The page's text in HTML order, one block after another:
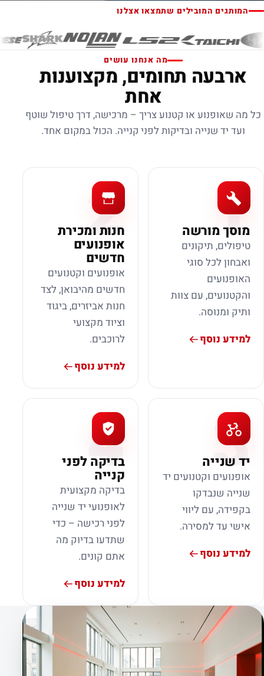
המותגים המובילים שתמצאו אצלנו
מה אנחנו עושים
ארבעה תחומים, מקצוענות
אחת
כל מה שאופנוע או קטנוע צריך – מרכישה, דרך טיפול שוטף
ועד יד שנייה ובדיקות לפני קנייה. הכול במקום אחד.
1
מוסך מורשה
טיפולים, תיקונים
ואבחון לכל סוגי
האופנועים
והקטנועים, עם צוות
ותיק ומנוסה.
למידע נוסף
2
חנות ומכירת
אופנועים
חדשים
אופנועים וקטנועים
חדשים מהיבואן, לצד
חנות אביזרים, ביגוד
וציוד מקצועי
לרוכבים.
למידע נוסף
3
יד שנייה
אופנועים וקטנועים יד
שנייה שנבדקו
בקפידה, עם ליווי
אישי עד למסירה.
למידע נוסף
4
בדיקה לפני
קנייה
בדיקה מקצועית
לאופנועי יד שנייה
לפני רכישה – כדי
שתדעו בדיוק מה
אתם קונים.
למידע נוסף